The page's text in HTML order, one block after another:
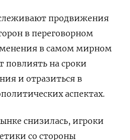
продвижения
в переговорном
в самом мирном
повлиять на сроки
и отразиться в
аспектах.
снизилась, игроки
со стороны